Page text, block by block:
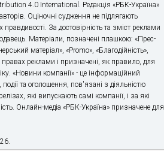
4.0 International. Редакція «РБК-Україна»
Оціночні судження не підлягають
За достовірність та зміст реклами
Матеріали, позначені плашкою: «Прес-
матеріал», «Promo», «Благодійність»,
реклами і призначені, як правило, для
«Новини компанії» - це інформаційний
та оголошення, пов'язані з діяльністю
які випускають самі компанії, і за які
Онлайн-медіа «РБК-Україна» призначене для